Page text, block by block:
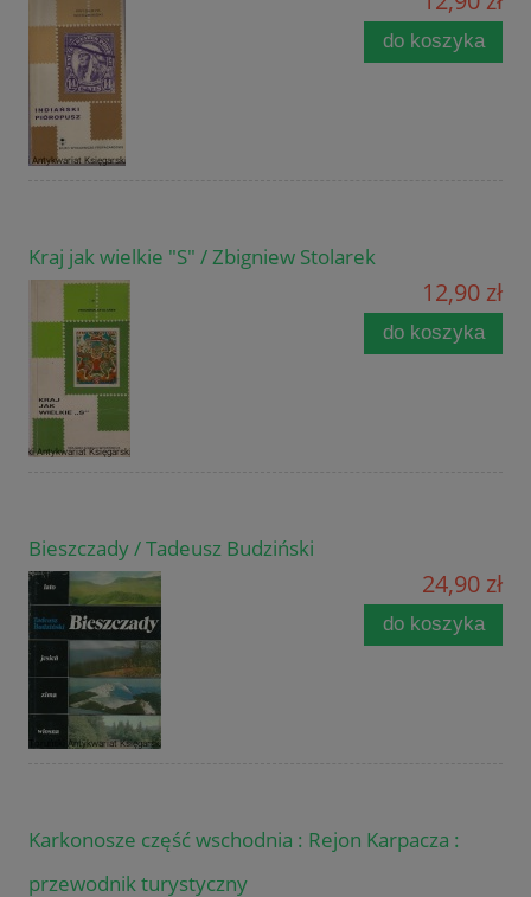
do koszyka
Kraj jak wielkie "S" / Zbigniew Stolarek
12,90 zł
do koszyka
Bieszczady / Tadeusz Budziński
24,90 zł
do koszyka
Karkonosze część wschodnia : Rejon Karpacza :
przewodnik turystyczny